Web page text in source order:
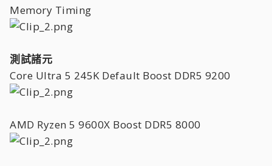
Memory Timing
測試諸元
Core Ultra 5 245K Default Boost DDR5 9200
AMD Ryzen 5 9600X Boost DDR5 8000